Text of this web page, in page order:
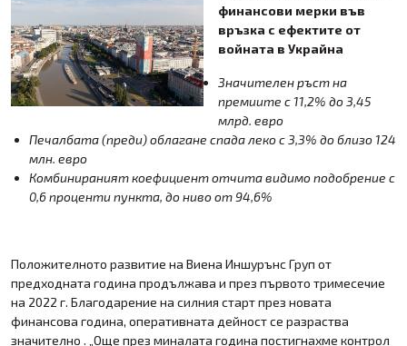
финансови мерки във
връзка с ефектите от
войната в Украйна
Значителен ръст на
премиите с 11,2% до 3,45
млрд. евро
Печалбата (преди) облагане спада леко с 3,3% до близо 124
млн. евро
Комбинираният коефициент отчита видимо подобрение с
0,6 проценти пункта, до ниво от 94,6%
Положителното развитие на Виена Иншурънс Груп от
предходната година продължава и през първото тримесечие
на 2022 г. Благодарение на силния старт през новата
финансова година, оперативната дейност се разраства
значително . „Още през миналата година постигнахме контрол